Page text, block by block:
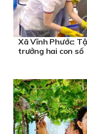
Xã Vĩnh Phước:
trưởng hai con số